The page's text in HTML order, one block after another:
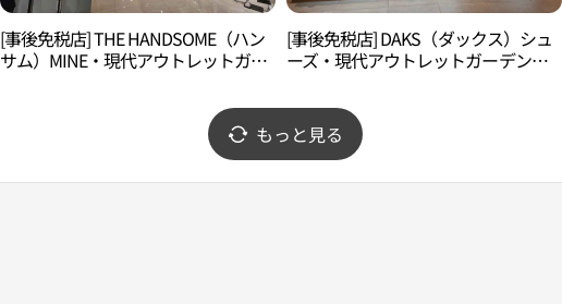
[事後免税店] THE HANDSOME（ハン
サム）MINE・現代アウトレットガー
[事後免税店] DAKS（ダックス）シュ
ーズ・現代アウトレットガーデンフ
이브점)
もっと見る